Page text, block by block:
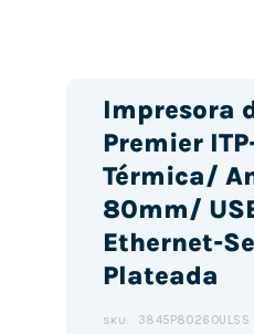
Impresora
Premier
Térmica/
80mm/
Ethernet-
Plateada
SKU: 3845P80260ULSS